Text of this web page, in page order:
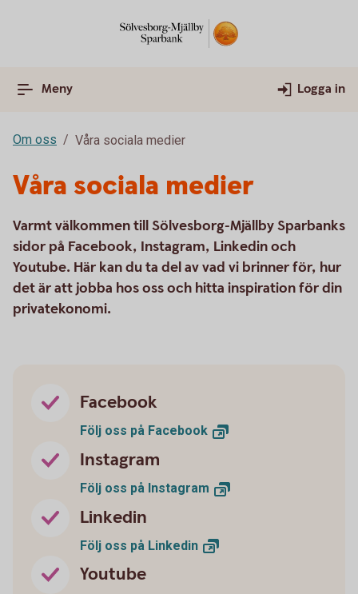
Meny Logga in
Om oss Våra sociala medier
Våra sociala medier
Varmt välkommen till Sölvesborg-Mjällby Sparbanks
sidor på Facebook, Instagram, Linkedin och
Youtube. Här kan du ta del av vad vi brinner för, hur
det är att jobba hos oss och hitta inspiration för din
privatekonomi.
Facebook
Följ oss på Facebook
Instagram
Följ oss på Instagram
Linkedin
Följ oss på Linkedin
Youtube